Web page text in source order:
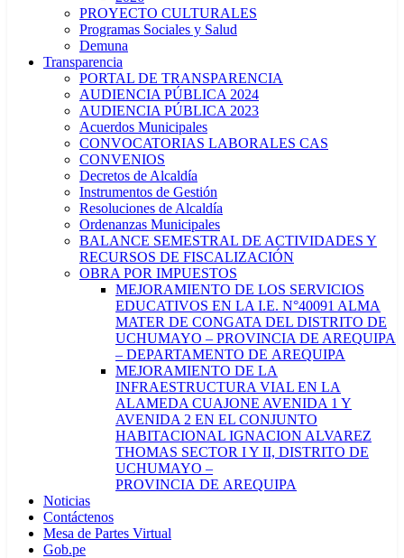
PROYECTO CULTURALES
Programas Sociales y Salud
Demuna
Transparencia
PORTAL DE TRANSPARENCIA
AUDIENCIA PÚBLICA 2024
AUDIENCIA PÚBLICA 2023
Acuerdos Municipales
CONVOCATORIAS LABORALES CAS
CONVENIOS
Decretos de Alcaldía
Instrumentos de Gestión
Resoluciones de Alcaldía
Ordenanzas Municipales
BALANCE SEMESTRAL DE ACTIVIDADES Y
RECURSOS DE FISCALIZACIÓN
OBRA POR IMPUESTOS
MEJORAMIENTO DE LOS SERVICIOS
EDUCATIVOS EN LA I.E. N°40091 ALMA
MATER DE CONGATA DEL DISTRITO DE
UCHUMAYO – PROVINCIA DE AREQUIPA
– DEPARTAMENTO DE AREQUIPA
MEJORAMIENTO DE LA
INFRAESTRUCTURA VIAL EN LA
ALAMEDA CUAJONE AVENIDA 1 Y
AVENIDA 2 EN EL CONJUNTO
HABITACIONAL IGNACION ALVAREZ
THOMAS SECTOR I Y II, DISTRITO DE
UCHUMAYO –
PROVINCIA DE AREQUIPA
Noticias
Contáctenos
Mesa de Partes Virtual
Gob.pe